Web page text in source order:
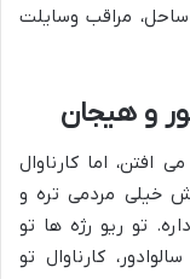
مراقب وسایلت
و هیجان
افتن، اما کارناوال
خیلی مردمی تره و
تو ریو رژه ها تو
کارناوال تو